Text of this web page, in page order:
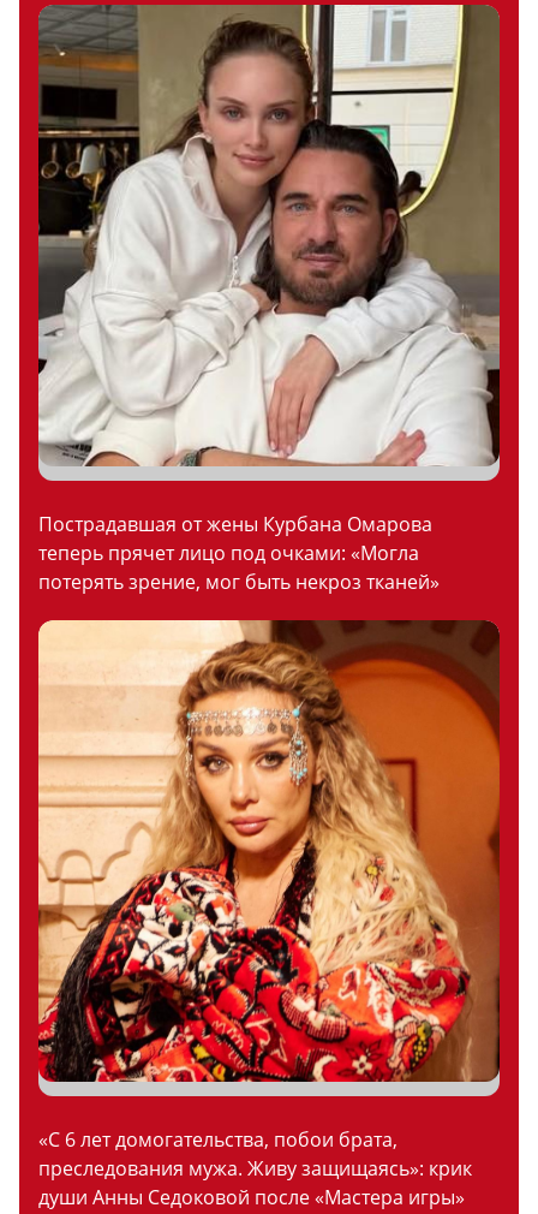
Пострадавшая от жены Курбана Омарова
теперь прячет лицо под очками: «Могла
потерять зрение, мог быть некроз тканей»
«С 6 лет домогательства, побои брата,
преследования мужа. Живу защищаясь»: крик
души Анны Седоковой после «Мастера игры»